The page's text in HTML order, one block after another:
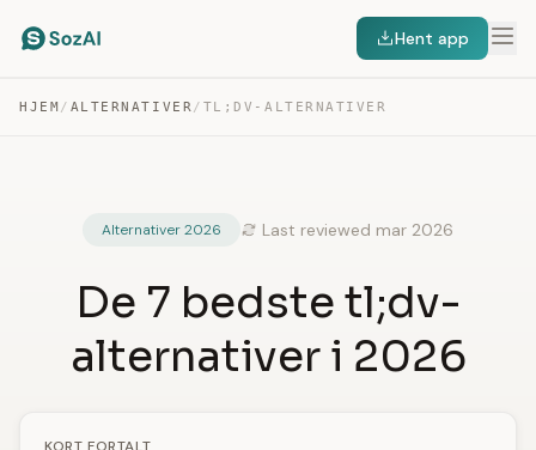
Hent app
HJEM / ALTERNATIVER / TL;DV-ALTERNATIVER
Alternativer 2026 Last reviewed mar 2026
De 7 bedste tl;dv-
alternativer i 2026